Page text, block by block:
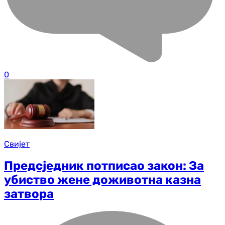
0
Свијет
Предсједник потписао закон: За
убиство жене доживотна казна
затвора